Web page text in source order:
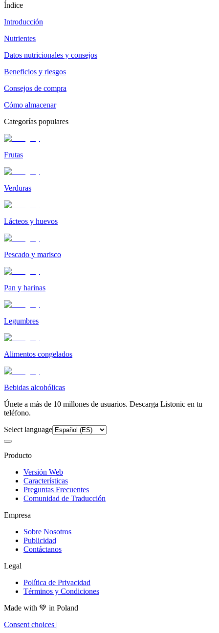
Índice
Introducción
Nutrientes
Datos nutricionales y consejos
Beneficios y riesgos
Consejos de compra
Cómo almacenar
Categorías populares
Frutas
Verduras
Lácteos y huevos
Pescado y marisco
Pan y harinas
Legumbres
Alimentos congelados
Bebidas alcohólicas
Únete a más de 10 millones de usuarios. Descarga Listonic en tu
teléfono.
Select language
Producto
Versión Web
Características
Preguntas Frecuentes
Comunidad de Traducción
Empresa
Sobre Nosotros
Publicidad
Contáctanos
Legal
Política de Privacidad
Términos y Condiciones
Made with 💚 in Poland
Consent choices |